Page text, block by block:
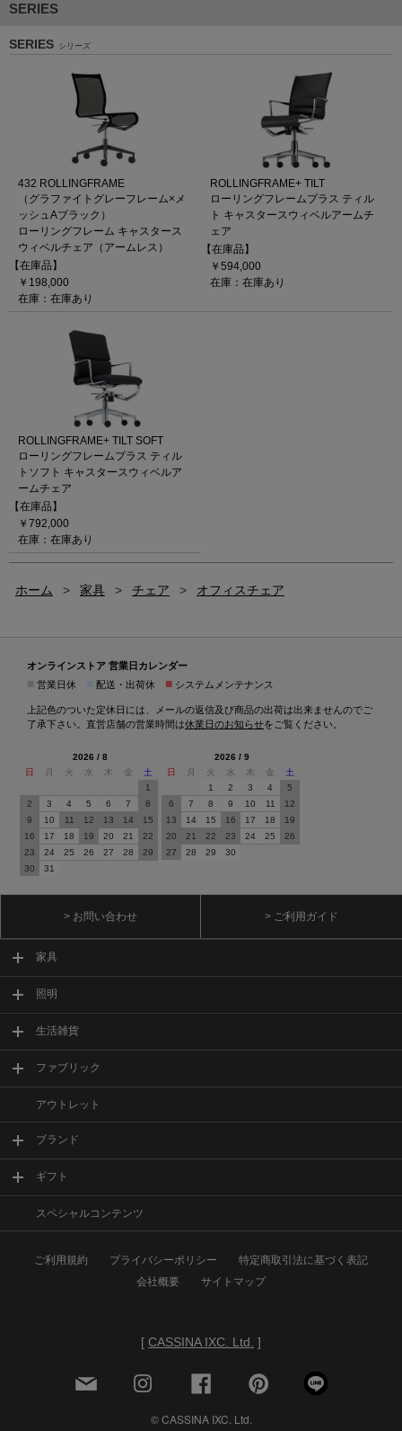
SERIES
SERIES シリーズ
432 ROLLINGFRAME
（グラファイトグレーフレーム×メ
ッシュAブラック）
ローリングフレーム キャスタース
ウィベルチェア（アームレス）
【在庫品】
￥198,000
在庫：在庫あり
ROLLINGFRAME+ TILT
ローリングフレームプラス ティル
ト キャスタースウィベルアームチ
ェア
【在庫品】
￥594,000
在庫：在庫あり
ROLLINGFRAME+ TILT SOFT
ローリングフレームプラス ティル
トソフト キャスタースウィベルア
ームチェア
【在庫品】
￥792,000
在庫：在庫あり
ホーム > 家具 > チェア > オフィスチェア
オンラインストア 営業日カレンダー
営業日休 配送・出荷休 ■ システムメンテナンス
上記色のついた定休日には、メールの返信及び商品の出荷は出来ませんのでご
了承下さい。直営店舗の営業時間は休業日のお知らせをご覧ください。
2026 / 8
日
月 火 水 木 金
土
1
2
3 4 5 6 7
8
9
10 11 12 13 14
15
16
17 18 19 20 21
22
23
24 25 26 27 28
29
30
31
2026 / 9
日
月 火 水 木 金
土
1
2 3 4
5
6
7 8 9 10 11
12
13
14 15 16 17 18
19
20
21 22 23 24 25
26
27
28 29 30
> お問い合わせ > ご利用ガイド
家具
照明
生活雑貨
ファブリック
アウトレット
ブランド
ギフト
スペシャルコンテンツ
ご利用規約 プライバシーポリシー
特定商取引法に基づく表記
会社概要
サイトマップ
[ CASSINA IXC. Ltd. ]
© CASSINA IXC. Ltd.